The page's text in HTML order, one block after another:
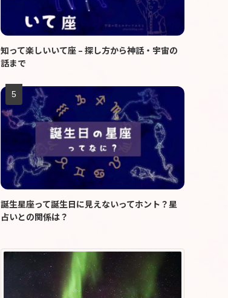
知って楽しいいて座 – 探し方から神話・宇宙の
話まで
誕生星座って誕生日に見えないってホント？星
占いとの関係は？